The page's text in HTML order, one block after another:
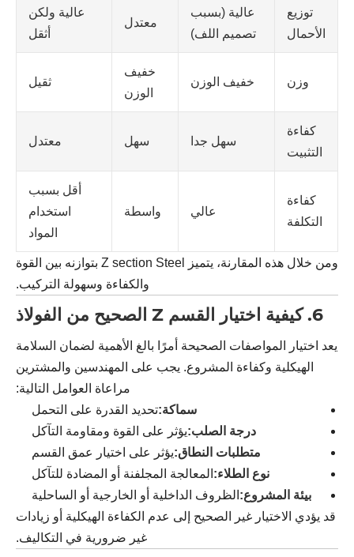
توزيع
الأحمال
عالية (بسبب
تصميم اللف)
معتدل
عالية ولكن
أثقل
وزن خفيف الوزن
خفيف
الوزن
ثقيل
كفاءة
التثبيت
سهل جدا سهل معتدل
كفاءة
التكلفة
عالي واسطة
أقل بسبب
استخدام
المواد
ومن خلال هذه المقارنة، يتميز Z section Steel بتوازنه بين القوة
والكفاءة وسهولة التركيب.
6. كيفية اختيار القسم Z الصحيح من الفولاذ
يعد اختيار المواصفات الصحيحة أمرًا بالغ الأهمية لضمان السلامة
الهيكلية وكفاءة المشروع. يجب على المهندسين والمشترين
مراعاة العوامل التالية:
سماكة:تحديد القدرة على التحمل
درجة الصلب:يؤثر على القوة ومقاومة التآكل
متطلبات النطاق:يؤثر على اختيار عمق القسم
نوع الطلاء: المعالجة المجلفنة أو المضادة للتآكل
بيئة المشروع: الظروف الداخلية أو الخارجية أو الساحلية
قد يؤدي الاختيار غير الصحيح إلى عدم الكفاءة الهيكلية أو زيادات
غير ضرورية في التكاليف.